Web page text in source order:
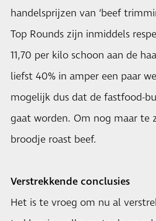
handelsprijzen van ‘beef
Top Rounds zijn inmiddels
11,70 per kilo schoon aan de
liefst 40% in amper een paar
mogelijk dus dat de fastfood-
gaat worden. Om nog maar te
broodje roast beef.
Verstrekkende conclusies
Het is te vroeg om nu al